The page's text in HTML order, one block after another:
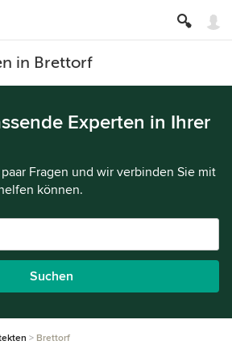
in Brettorf
Experten in Ihrer
Fragen und wir verbinden Sie mit
können.
Suchen
Brettorf